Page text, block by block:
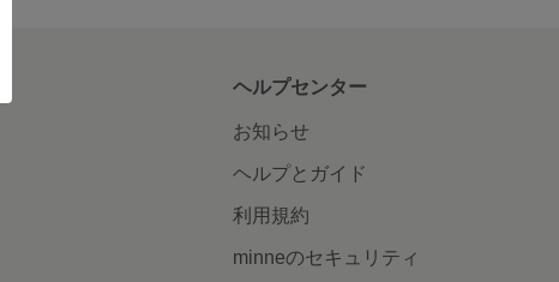
ヘルプセンター
お知らせ
ヘルプとガイド
利用規約
minneのセキュリティ